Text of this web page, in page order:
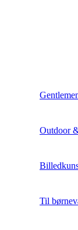
Outdoor
Til